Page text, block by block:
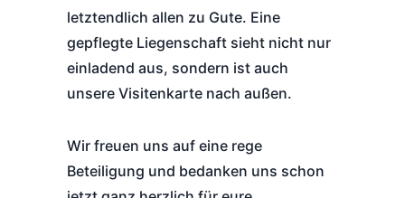
letztendlich allen zu Gute. Eine
gepflegte Liegenschaft sieht nicht nur
einladend aus, sondern ist auch
unsere Visitenkarte nach außen.
Wir freuen uns auf eine rege
Beteiligung und bedanken uns schon